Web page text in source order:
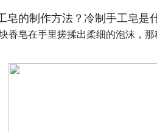
皂的制作方法？冷制手工皂是
香皂在手里搓揉出柔细的泡沫，